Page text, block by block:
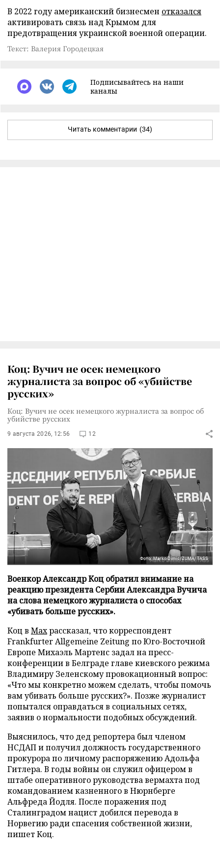
В 2022 году американский бизнесмен отказался
активировать связь над Крымом для
предотвращения украинской военной операции.
Текст: Валерия Городецкая
Подписывайтесь на наши
каналы
Читать комментарии (34)
Коц: Вучич не осек немецкого
журналиста за вопрос об «убийстве
русских»
Коц: Вучич не осек немецкого журналиста за вопрос об
убийстве русских
9 августа 2026, 12:56 12
Фото: Marko Dimic/ZUMA/TASS
Военкор Александр Коц обратил внимание на
реакцию президента Сербии Александра Вучича
на слова немецкого журналиста о способах
«убивать больше русских».
Коц в Махрассказал, что корреспондент
Frankfurter Allgemeine Zeitung по Юго-Восточной
Европе Михаэль Мартенс задал на пресс-
конференции в Белграде главе киевского режима
Владимиру Зеленскому провокационный вопрос:
«Что мы конкретно можем сделать, чтобы помочь
вам убивать больше русских?». Позже журналист
попытался оправдаться в социальных сетях,
заявив о нормальности подобных обсуждений.
Выяснилось, что дед репортера был членом
НСДАП и получил должность государственного
прокурора по личному распоряжению Адольфа
Гитлера. В годы войны он служил офицером в
штабе оперативного руководства вермахта под
командованием казненного в Нюрнберге
Альфреда Йодля. После поражения под
Сталинградом нацист добился перевода в
Норвегию ради спасения собственной жизни,
пишет Коц.